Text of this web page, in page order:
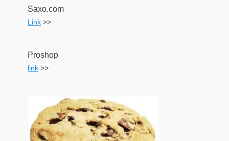
Saxo.com
Link >>
Proshop
link >>